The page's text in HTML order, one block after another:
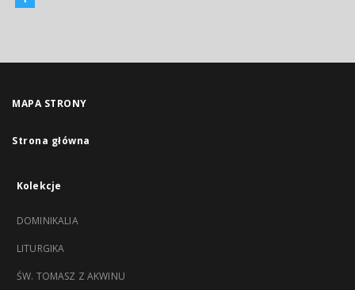
MAPA STRONY
Strona główna
Kolekcje
DOMINIKALIA
LITURGIKA
ŚW. TOMASZ Z AKWINU